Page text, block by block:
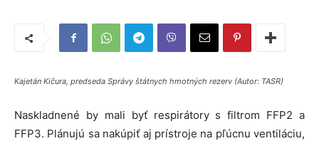
Kajetán Kičura, predseda Správy štátnych hmotných rezerv (Autor: TASR)
Naskladnené by mali byť respirátory s filtrom FFP2 a
FFP3. Plánujú sa nakúpiť aj prístroje na pľúcnu ventiláciu,